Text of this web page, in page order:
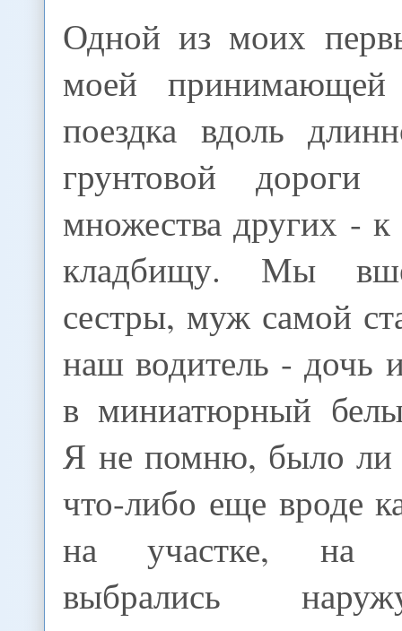
Одной из моих
моей
поездка вдоль
грунтовой
множества других -
кладбищу. Мы
сестры, муж самой
наш водитель - дочь
в миниатюрный
Я не помню, было ли
что-либо еще вроде
на участке, на
выбрались